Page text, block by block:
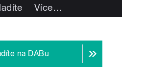
Více…
na DABu